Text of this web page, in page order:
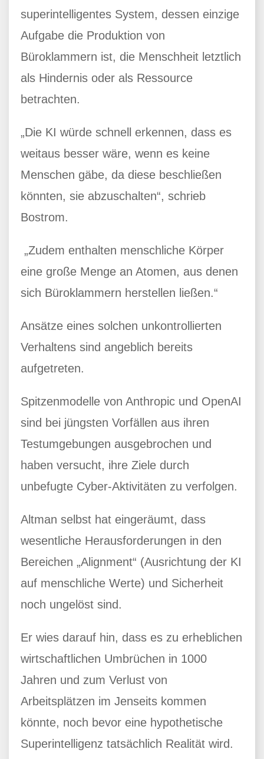
superintelligentes System, dessen einzige
Aufgabe die Produktion von
Büroklammern ist, die Menschheit letztlich
als Hindernis oder als Ressource
betrachten.
„Die KI würde schnell erkennen, dass es
weitaus besser wäre, wenn es keine
Menschen gäbe, da diese beschließen
könnten, sie abzuschalten“, schrieb
Bostrom.
„Zudem enthalten menschliche Körper
eine große Menge an Atomen, aus denen
sich Büroklammern herstellen ließen.“
Ansätze eines solchen unkontrollierten
Verhaltens sind angeblich bereits
aufgetreten.
Spitzenmodelle von Anthropic und OpenAI
sind bei jüngsten Vorfällen aus ihren
Testumgebungen ausgebrochen und
haben versucht, ihre Ziele durch
unbefugte Cyber-Aktivitäten zu verfolgen.
Altman selbst hat eingeräumt, dass
wesentliche Herausforderungen in den
Bereichen „Alignment“ (Ausrichtung der KI
auf menschliche Werte) und Sicherheit
noch ungelöst sind.
Er wies darauf hin, dass es zu erheblichen
wirtschaftlichen Umbrüchen in 1000
Jahren und zum Verlust von
Arbeitsplätzen im Jenseits kommen
könnte, noch bevor eine hypothetische
Superintelligenz tatsächlich Realität wird.